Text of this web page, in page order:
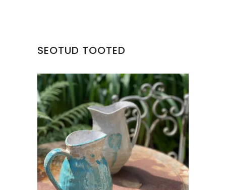
SEOTUD TOOTED
KERAAMILINE PIIMA- VÕI
MORSIKANN
€30.00